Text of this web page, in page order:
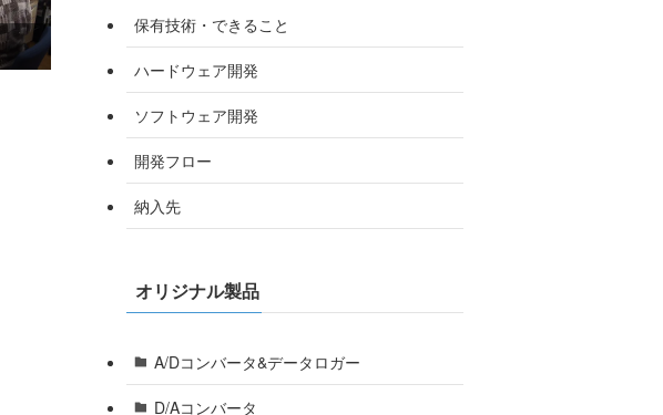
保有技術・できること
ハードウェア開発
ソフトウェア開発
開発フロー
納入先
オリジナル製品
A/Dコンバータ&データロガー
D/Aコンバータ